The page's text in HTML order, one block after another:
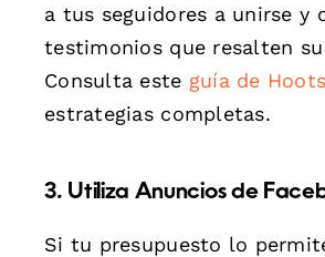
a tus seguidores a unirse y
testimonios que resalten
Consulta este guía de
estrategias completas.
3. Utiliza Anuncios de
Si tu presupuesto lo